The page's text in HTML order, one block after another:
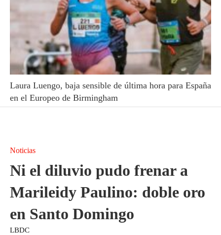
Laura Luengo, baja sensible de última hora para España
en el Europeo de Birmingham